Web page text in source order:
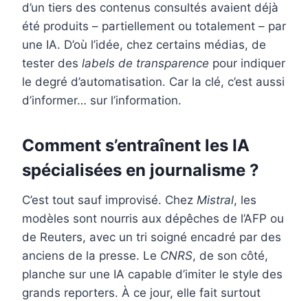
d’un tiers des contenus consultés avaient déjà
été produits – partiellement ou totalement – par
une IA. D’où l’idée, chez certains médias, de
tester des labels de transparence pour indiquer
le degré d’automatisation. Car la clé, c’est aussi
d’informer… sur l’information.
Comment s’entraînent les IA
spécialisées en journalisme ?
C’est tout sauf improvisé. Chez Mistral, les
modèles sont nourris aux dépêches de l’AFP ou
de Reuters, avec un tri soigné encadré par des
anciens de la presse. Le CNRS, de son côté,
planche sur une IA capable d’imiter le style des
grands reporters. À ce jour, elle fait surtout